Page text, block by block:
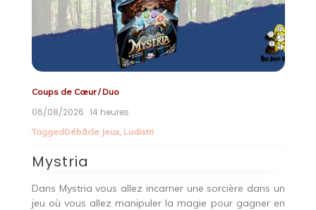
Coups de Cœur/Duo
06/08/2026 14 heures
TaggedDébâcle Jeux, Ludistri
Mystria
Dans Mystria vous allez incarner une sorcière dans un
jeu où vous allez manipuler la magie pour gagner en